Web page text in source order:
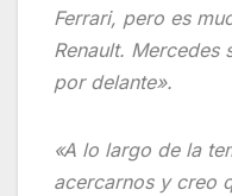
Ferrari, pero es
Renault. Mercedes
por delante».
«A lo largo de la
acercarnos y creo